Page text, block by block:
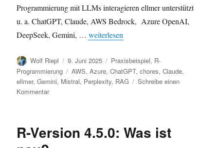
Programmierung mit LLMs interagieren ellmer unterstützt
u. a. ChatGPT, Claude, AWS Bedrock, Azure OpenAI,
DeepSeek, Gemini, …„KI in der R-Programmierung: Neue R-
weiterlesen
Autor
Wolf Riepl
Veröffentlicht
am
9. Juni 2025 Kategorien
Praxisbeispiel, R-
Programmierung
Schlagwörter
AWS,Azure,ChatGPT,chores,Claude,
ellmer,Gemini, Mistral, Perplexity, RAG
Schreibe einen
Kommentarzu
R-
R-Version 4.5.0: Was ist